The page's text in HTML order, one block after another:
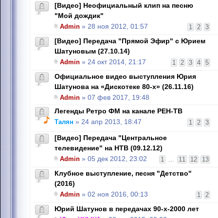
[Видео] Неофициальный клип на песню
"Мой дождик"
1 2 3
Admin » 28 ноя 2012, 01:57
[Видео] Передача "Прямой Эфир" с Юрием
Шатуновым (27.10.14)
1 2 3 4 5
Admin » 24 окт 2014, 21:17
Официальное видео выступления Юрия
Шатунова на «Дискотеке 80-х» (26.11.16)
Admin » 07 фев 2017, 19:48
Легенды Ретро ФМ на канале РЕН-ТВ
1 2 3
Талян » 24 апр 2013, 18:47
[Видео] Передача "Центральное
телевидение" на НТВ (09.12.12)
1 ... 11 12 13
Admin » 05 дек 2012, 23:02
Клубное выступление, песня "Детство"
(2016)
1 2
Admin » 02 ноя 2016, 00:13
Юрий Шатунов в передачах 90-х-2000 лет